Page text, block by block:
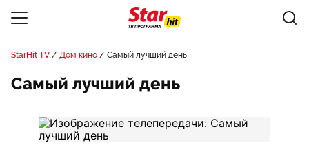
StarHit TV Дом кино Самый лучший день
Самый лучший день